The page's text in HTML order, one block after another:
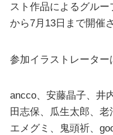
スト作品によるグルー
から7月13日まで開催
参加イラストレーター
ancco、安藤晶子、井
田志保、瓜生太郎、
エメグミ、鬼頭祈、